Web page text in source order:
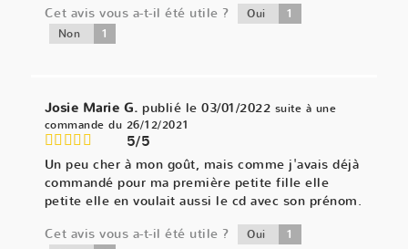
Cet avis vous a-t-il été utile ?
Oui 1
Non 1
Josie Marie G.publié le 03/01/2022 suite à une
commande du 26/12/2021
5/5
Un peu cher à mon goût, mais comme j'avais déjà
commandé pour ma première petite fille elle
petite elle en voulait aussi le cd avec son prénom.
Cet avis vous a-t-il été utile ?
Oui 1